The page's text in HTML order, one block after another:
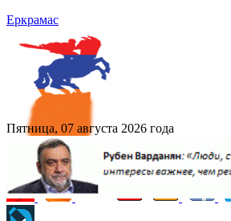
Еркрамас
Пятница, 07 августа 2026 года